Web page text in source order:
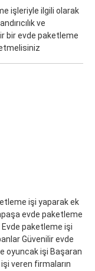
işleriyle ilgili olarak
ve
bir evde paketleme
işi yaparak ek
evde paketleme
paketleme işi
Güvenilir evde
oyuncak işi Başaran
veren firmaların